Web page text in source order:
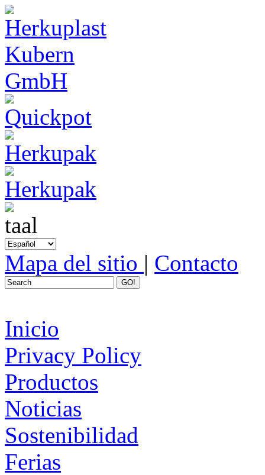
Mapa del sitio | Contacto
GO!
Inicio
Privacy Policy
Productos
Noticias
Sostenibilidad
Ferias